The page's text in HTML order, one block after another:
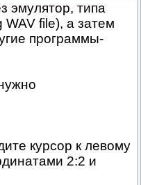
эмулятор, типа
file), а затем
программы-
курсор к левому
2:2 и